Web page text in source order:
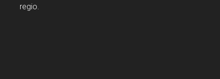
regio.